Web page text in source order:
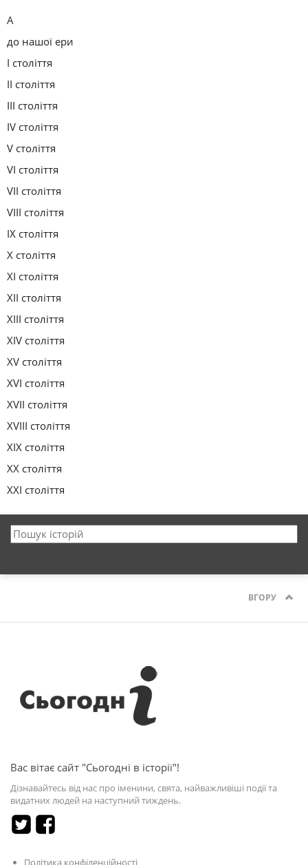
А
до нашої ери
I століття
II століття
III століття
IV століття
V століття
VI століття
VII століття
VIII століття
IX століття
X століття
XI століття
XII століття
XIII століття
XIV століття
XV століття
XVI століття
XVII століття
XVIII століття
XIX століття
XX століття
XXI століття
ВГОРУ
Вас вітає сайт "Сьогодні в історії"!
Дізнавайтесь від нас про іменини, свята, найважливіші події та
видатних людей на наступний тиждень.
Політика конфіденційності